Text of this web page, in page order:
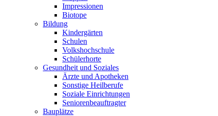
Impressionen
Biotope
Bildung
Kindergärten
Schulen
Volkshochschule
Schülerhorte
Gesundheit und Soziales
Ärzte und Apotheken
Sonstige Heilberufe
Soziale Einrichtungen
Seniorenbeauftragter
Bauplätze